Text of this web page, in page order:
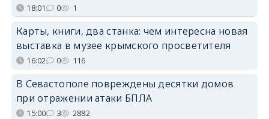
18:01 0 1
Карты, книги, два станка: чем интересна новая
выставка в музее крымского просветителя
16:02 0 116
В Севастополе повреждены десятки домов
при отражении атаки БПЛА
15:00 3 2882